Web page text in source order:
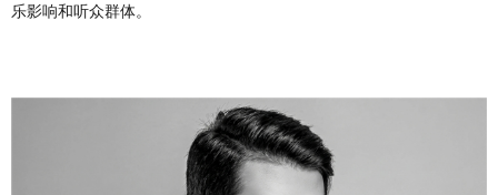
乐影响和听众群体。